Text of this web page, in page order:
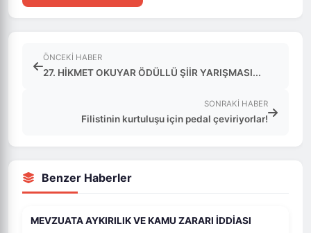
ÖNCEKI HABER
27. HİKMET OKUYAR ÖDÜLLÜ ŞİİR YARIŞMASI...
SONRAKI HABER
Filistinin kurtuluşu için pedal çeviriyorlar!
Benzer Haberler
MEVZUATA AYKIRILIK VE KAMU ZARARI İDDİASI